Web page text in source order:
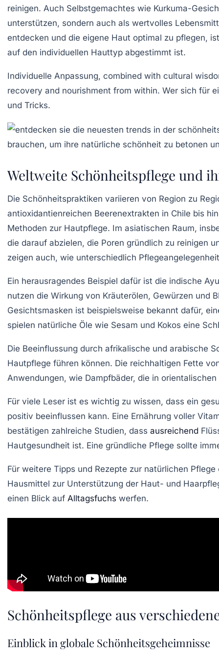
reinigen. Auch Selbstgemachtes wie Kurkuma-
unterstützen, sondern auch als wertvolles
entdecken und die eigene Haut optimal zu pflegen,
auf den individuellen Hauttyp abgestimmt ist.
Individuelle Anpassung, combined with cultural
recovery and nourishment from within. Wer sich für
und Tricks.
Weltweite Schönheitspflege und
Die Schönheitspraktiken variieren von Region zu
antioxidantienreichen Beerenextrakten in Chile bis
Methoden zur Hautpflege. Im asiatischen Raum,
die darauf abzielen, die Poren gründlich zu reinigen
zeigen auch, wie unterschiedlich
Ein herausragendes Beispiel dafür ist die indische
nutzen die Wirkung von Kräuterölen, Gewürzen und
Gesichtsmasken ist beispielsweise bekannt dafür,
spielen natürliche Öle wie Sesam und Kokos eine
Die Beeinflussung durch afrikalische und arabische
Hautpflege führen können. Die reichhaltigen Fette
Anwendungen, wie Dampfbäder, die in
Für viele Leser ist es wichtig zu wissen, dass ein
positiv beeinflussen kann. Eine Ernährung voller
bestätigen zahlreiche Studien, dass ausreichend
Hautgesundheit ist. Eine gründliche Pflege sollte
Für weitere Tipps und Rezepte zur natürlichen
Hausmittel zur Unterstützung der Haut- und
einen Blick auf Alltagsfuchs werfen.
Schönheitspflege aus
Einblick in globale Schönheitsgeheimnisse